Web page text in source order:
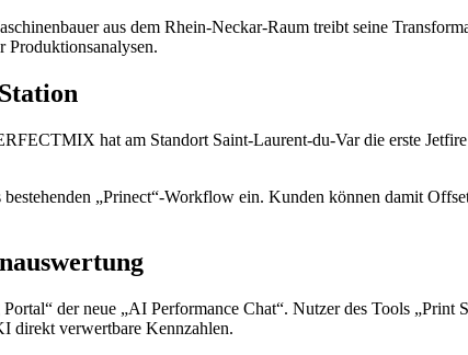
aus dem Rhein-Neckar-Raum treibt seine
Produktionsanalysen.
hat am Standort Saint-Laurent-du-Var die erste
bestehenden „Prinect“-Workflow ein. Kunden können damit
der neue „AI Performance Chat“. Nutzer des Tools
direkt verwertbare Kennzahlen.